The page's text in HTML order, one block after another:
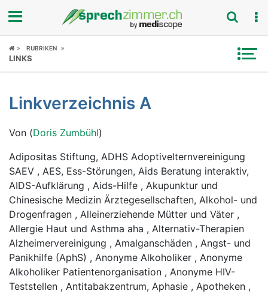
Fokus
Symptome
Untersuchungen
News
Ratgeber
Rubriken
RUBRIKEN
LINKS
Linkverzeichnis A
Von (Doris Zumbühl)
Adipositas Stiftung, ADHS Adoptivelternvereinigung
SAEV , AES, Ess-Störungen, Aids Beratung interaktiv,
AIDS-Aufklärung , Aids-Hilfe , Akupunktur und
Chinesische Medizin Ärztegesellschaften, Alkohol- und
Drogenfragen , Alleinerziehende Mütter und Väter ,
Allergie Haut und Asthma aha , Alternativ-Therapien
Alzheimervereinigung , Amalganschäden , Angst- und
Panikhilfe (AphS) , Anonyme Alkoholiker , Anonyme
Alkoholiker Patientenorganisation , Anonyme HIV-
Teststellen , Antitabakzentrum, Aphasie , Apotheken ,